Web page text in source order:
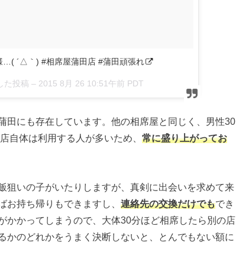
…( ´△｀) #相席屋蒲田店 #蒲田頑張れ
た投稿 – 2015 8月 26 10:51午前 PDT
田にも存在しています。他の相席屋と同じく、男性30
自体は利用する人が多いため、 常に盛り上がってお
狙いの子がいたりしますが、真剣に出会いを求めて来
持ち帰りもできますし、 連絡先の交換だけでもでき
かかってしまうので、大体30分ほど相席したら別の店
かのどれかをうまく決断しないと、とんでもない額に